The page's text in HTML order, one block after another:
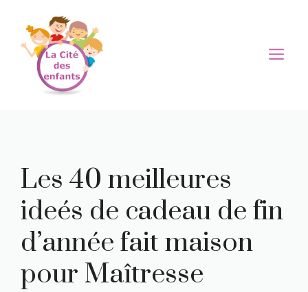
contenu
Les 40 meilleures
ideés de cadeau de fin
d’année fait maison
pour Maîtresse